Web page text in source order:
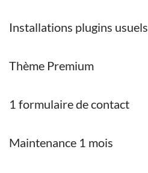
Installations plugins usuels
Thème Premium
1 formulaire de contact
Maintenance 1 mois